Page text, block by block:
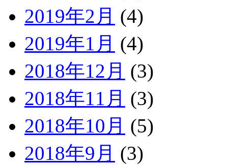
2019年2月 (4)
2019年1月 (4)
2018年12月 (3)
2018年11月 (3)
2018年10月 (5)
2018年9月 (3)